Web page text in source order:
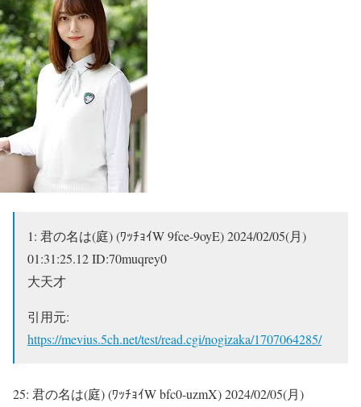
1: 君の名は(庭) (ﾜｯﾁｮｲW 9fce-9oyE)2024/02/05(月)
01:31:25.12 ID:70muqrey0
大天才
引用元:
https://mevius.5ch.net/test/read.cgi/nogizaka/1707064285/
25: 君の名は(庭) (ﾜｯﾁｮｲW bfc0-uzmX)2024/02/05(月)